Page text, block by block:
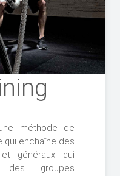
méthode de
qui enchaîne des
généraux qui
des groupes